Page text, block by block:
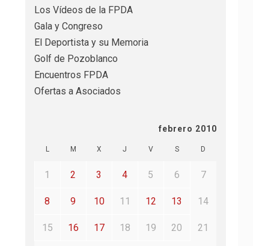
Los Vídeos de la FPDA
Gala y Congreso
El Deportista y su Memoria
Golf de Pozoblanco
Encuentros FPDA
Ofertas a Asociados
febrero 2010
L M X J V S D
1 2 3 4 5 6 7
8 9 10 11 12 13 14
15 16 17 18 19 20 21